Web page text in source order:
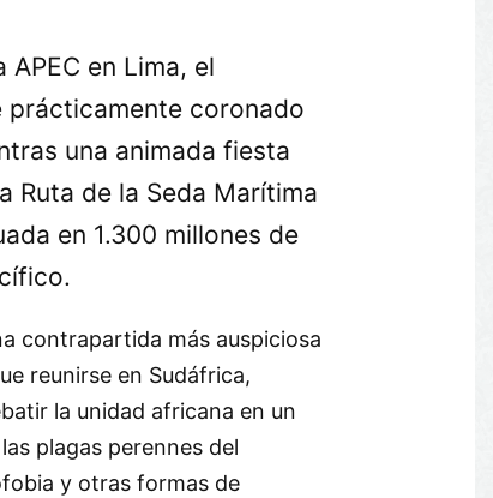
APEC en Lima, el
prácticamente coronado
una animada fiesta
Ruta de la Seda Marítima
en 1.300 millones de
contrapartida más auspiciosa
reunirse en Sudáfrica,
la unidad africana en un
plagas perennes del
y otras formas de